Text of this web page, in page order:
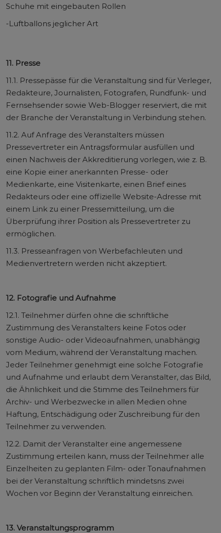
Schuhe mit eingebauten Rollen
-Luftballons jeglicher Art
11. Presse
11.1. Pressepässe für die Veranstaltung sind für Verleger,
Redakteure, Journalisten, Fotografen, Rundfunk- und
Fernsehsender sowie Web-Blogger reserviert, die mit
der Branche der Veranstaltung in Verbindung stehen.
11.2. Auf Anfrage des Veranstalters müssen
Pressevertreter ein Antragsformular ausfüllen und
einen Nachweis der Akkreditierung vorlegen, wie z. B.
eine Kopie einer anerkannten Presse- oder
Medienkarte, eine Visitenkarte, einen Brief eines
Redakteurs oder eine offizielle Website-Adresse mit
einem Link zu einer Pressemitteilung, um die
Überprüfung ihrer Position als Pressevertreter zu
ermöglichen.
11.3. Presseanfragen von Werbefachleuten und
Medienvertretern werden nicht akzeptiert.
12. Fotografie und Aufnahme
12.1. Teilnehmer dürfen ohne die schriftliche
Zustimmung des Veranstalters keine Fotos oder
sonstige Audio- oder Videoaufnahmen, unabhängig
vom Medium, während der Veranstaltung machen.
Jeder Teilnehmer genehmigt eine solche Fotografie
und Aufnahme und erlaubt dem Veranstalter, das Bild,
die Ähnlichkeit und die Stimme des Teilnehmers für
Archiv- und Werbezwecke in allen Medien ohne
Haftung, Entschädigung oder Zuschreibung für den
Teilnehmer zu verwenden.
12.2. Damit der Veranstalter eine angemessene
Zustimmung erteilen kann, muss der Teilnehmer alle
Einzelheiten zu geplanten Film- oder Tonaufnahmen
bei der Veranstaltung schriftlich mindetsns zwei
Wochen vor Beginn der Veranstaltung einreichen.
13. Veranstaltungsprogramm